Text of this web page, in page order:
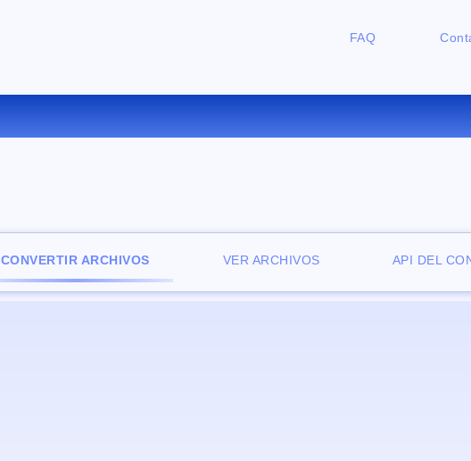
FAQ
CONVERTIR MP4 A WMV
CONVERTIR ARCHIVOS VER ARCHIVOS API DEL